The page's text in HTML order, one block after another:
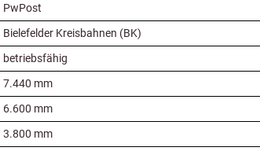
PwPost
Bielefelder Kreisbahnen (BK)
betriebsfähig
7.440 mm
6.600 mm
3.800 mm